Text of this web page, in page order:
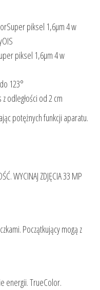
piksel 1,6μm 4 w
piksel 1,6μm 4 w
123°
odległości od 2 cm
potężnych funkcji aparatu.
WYCINAJ ZDJĘCIA 33 MP
Początkujący mogą z
energii. TrueColor.